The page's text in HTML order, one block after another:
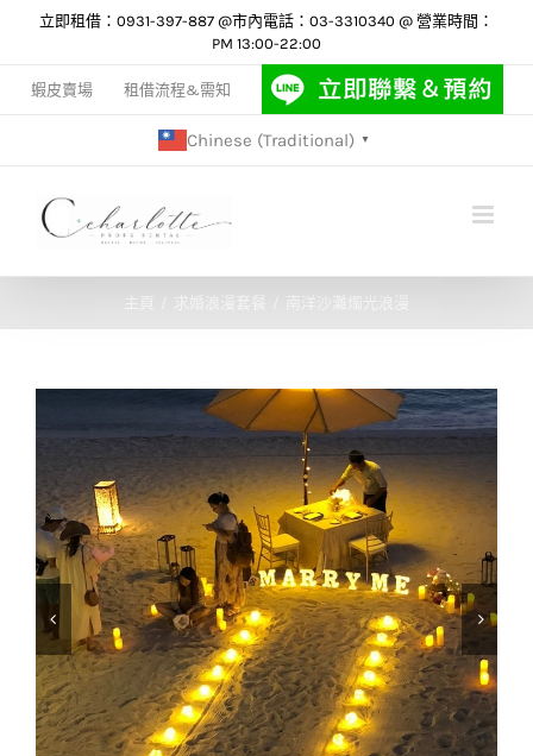
content
立即租借：0931-397-887 @市內電話：03-3310340 @ 營業時間：
PM 13:00-22:00
蝦皮賣場 租借流程&需知
Chinese (Traditional) ▼
求婚浪漫套餐 南洋沙灘燭光浪漫